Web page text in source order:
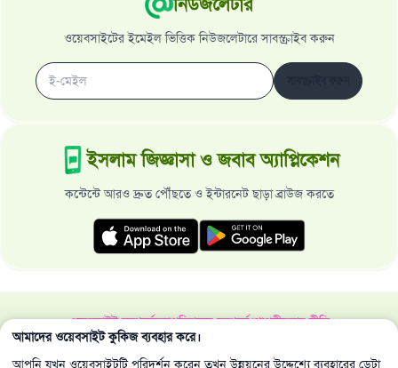
ওয়েবসাইটের ইমেইল ভিত্তিক নিউজলেটারে সাবস্ক্রাইব করুন
ইসলাম জিজ্ঞাসা ও জবাব অ্যাপ্লিকেশন
কন্টেন্টে আরও দ্রুত পৌঁছতে ও ইন্টারনেট ছাড়া ব্রাউজ করতে
ওয়েবসাইট সম্পর্কেমহাপরিচালক সম্পর্কেগোপনীয়তার নীতি
সর্বস্বত্ব ইসলাম জিজ্ঞাসা ও জবাব ওয়েবসাইট কর্তৃক সংরক্ষিত 1997-2025 ©
আমাদের ওয়েবসাইট কুকিজ ব্যবহার করে।
আপনি যখন ওয়েবসাইটটি পরিদর্শন করেন তখন উন্নয়নের উদ্দেশ্যে ব্যবহারের ডেটা